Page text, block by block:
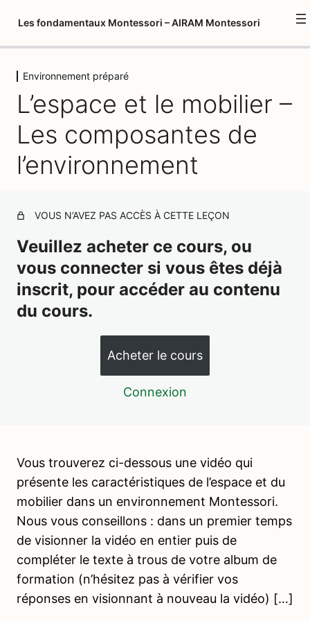
Les fondamentaux Montessori – AIRAM Montessori
Introduction à la formation
1 leçon
Psychopédagogie 1
1 leçon, 1 quiz
Environnement préparé
Le mouvement – L'environnement et l'enfant
Un cadre structurant – L'environnement et l'enfant
L'action indirecte – L'environnement et l'enfant
L'importance de la répétition – L'environnement et
l'enfant
La place de l'erreur – L'environnement et l'enfant
l'environnement
Le temps – Les composantes de l'environnement
L'environnement préparé en Communauté enfantine
L'environnement préparé en Communauté enfantine et
en contexte familial
Introduction aux fondamentaux
Montessori
3 leçons, 1 quiz
Environnement préparé
L’espace et le mobilier –
Les composantes de
l’environnement
VOUS N’AVEZ PAS ACCÈS À CETTE LEÇON
Veuillez acheter ce cours, ou
vous connecter si vous êtes déjà
inscrit, pour accéder au contenu
du cours.
Acheter le cours
Connexion
Vous trouverez ci-dessous une vidéo qui
présente les caractéristiques de l’espace et du
mobilier dans un environnement Montessori.
Nous vous conseillons : dans un premier temps
de visionner la vidéo en entier puis de
compléter le texte à trous de votre album de
formation (n’hésitez pas à vérifier vos
réponses en visionnant à nouveau la vidéo) […]